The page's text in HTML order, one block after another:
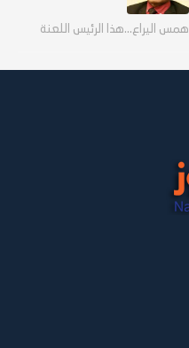
همس اليراع...هذا الرئيس اللعنة